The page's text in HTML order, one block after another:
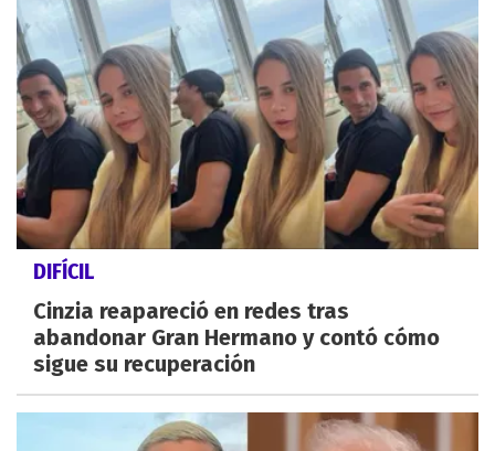
DIFÍCIL
Cinzia reapareció en redes tras
abandonar Gran Hermano y contó cómo
sigue su recuperación